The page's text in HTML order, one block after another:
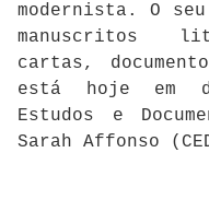
modernista. O
manuscritos
cartas,
está hoje em
Estudos e
Sarah Affonso